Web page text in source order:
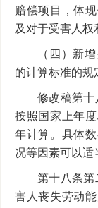
赔偿项目，体
及对于受害人权
（四）新
的计算标准的规
修改稿第
按照国家上年
年计算。具体
况等因素可以适
第十八条
害人丧失劳动